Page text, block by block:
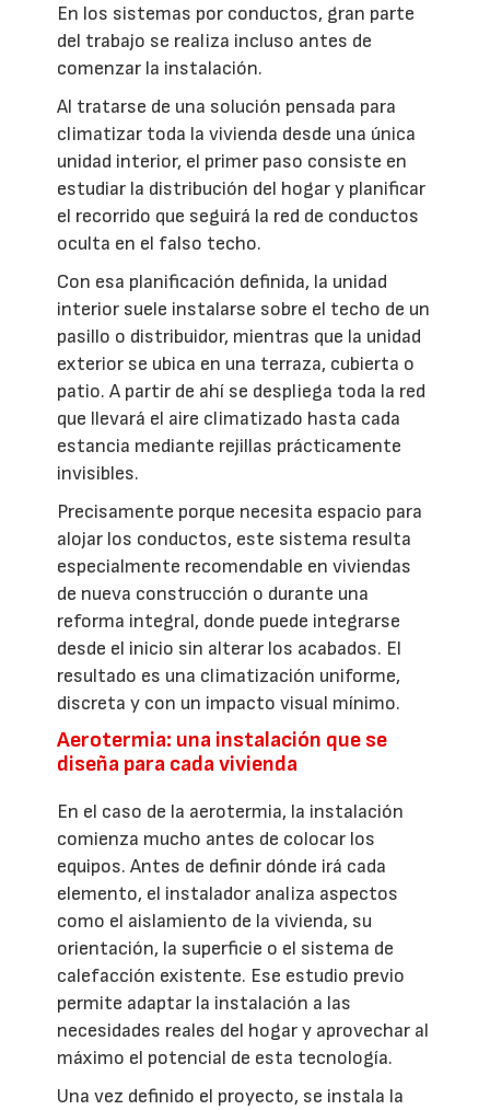
En los sistemas por conductos, gran parte
del trabajo se realiza incluso antes de
comenzar la instalación.
Al tratarse de una solución pensada para
climatizar toda la vivienda desde una única
unidad interior, el primer paso consiste en
estudiar la distribución del hogar y planificar
el recorrido que seguirá la red de conductos
oculta en el falso techo.
Con esa planificación definida, la unidad
interior suele instalarse sobre el techo de un
pasillo o distribuidor, mientras que la unidad
exterior se ubica en una terraza, cubierta o
patio. A partir de ahí se despliega toda la red
que llevará el aire climatizado hasta cada
estancia mediante rejillas prácticamente
invisibles.
Precisamente porque necesita espacio para
alojar los conductos, este sistema resulta
especialmente recomendable en viviendas
de nueva construcción o durante una
reforma integral, donde puede integrarse
desde el inicio sin alterar los acabados. El
resultado es una climatización uniforme,
discreta y con un impacto visual mínimo.
Aerotermia: una instalación que se
diseña para cada vivienda
En el caso de la aerotermia, la instalación
comienza mucho antes de colocar los
equipos. Antes de definir dónde irá cada
elemento, el instalador analiza aspectos
como el aislamiento de la vivienda, su
orientación, la superficie o el sistema de
calefacción existente. Ese estudio previo
permite adaptar la instalación a las
necesidades reales del hogar y aprovechar al
máximo el potencial de esta tecnología.
Una vez definido el proyecto, se instala la